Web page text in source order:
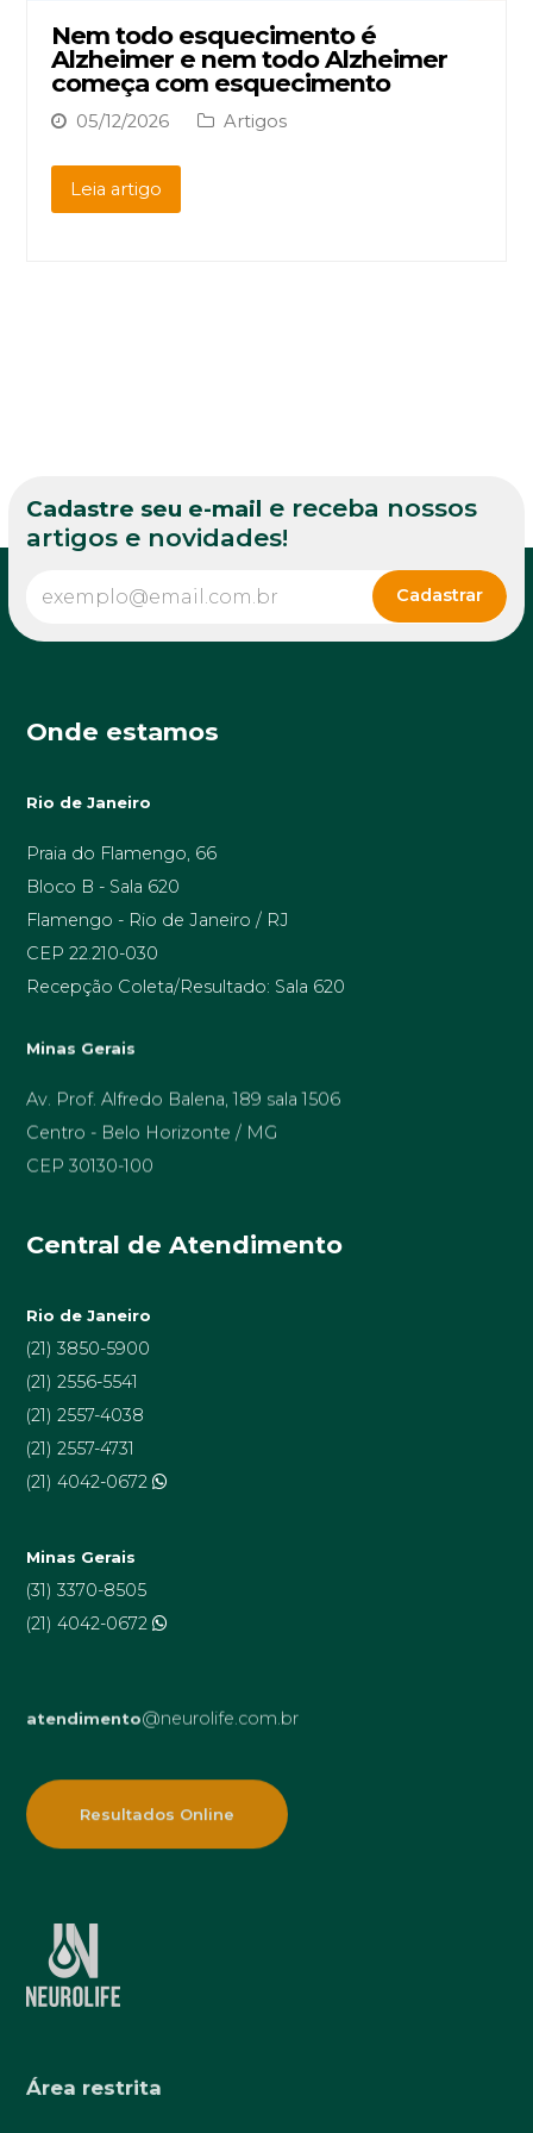
Nem todo esquecimento é
Alzheimer e nem todo Alzheimer
começa com esquecimento
05/12/2026 Artigos
Leia artigo
Cadastre seu e-mail e receba nossos
artigos e novidades!
Área restrita
Onde estamos
Rio de Janeiro
Praia do Flamengo, 66
Bloco B - Sala 620
Flamengo - Rio de Janeiro / RJ
CEP 22.210-030
Recepção Coleta/Resultado: Sala 620
Minas Gerais
Av. Prof. Alfredo Balena, 189 sala 1506
Centro - Belo Horizonte / MG
CEP 30130-100
Central de Atendimento
Rio de Janeiro
(21) 3850-5900
(21) 2556-5541
(21) 2557-4038
(21) 2557-4731
(21) 4042-0672
Minas Gerais
(31) 3370-8505
(21) 4042-0672
atendimento@neurolife.com.br